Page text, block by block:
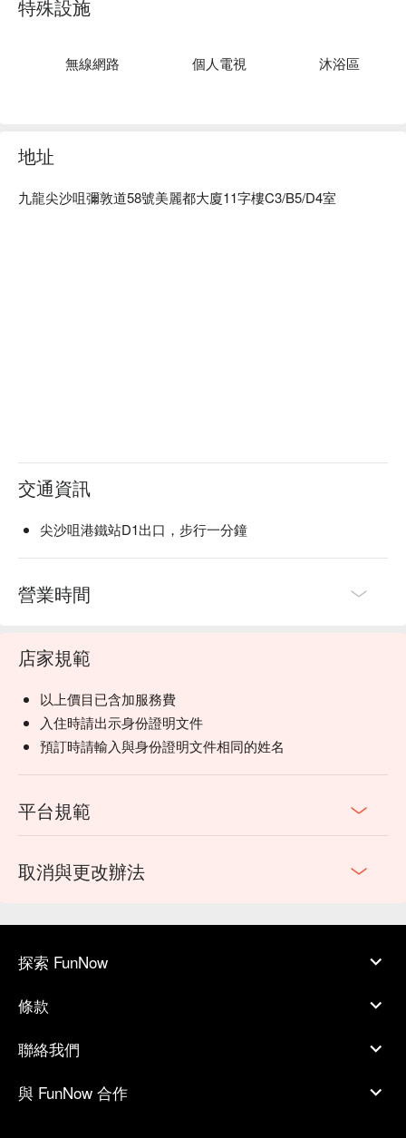
時鐘酒店優惠資訊立刻查看⬇︎
特殊設施
無線網路 個人電視 沐浴區
地址
九龍尖沙咀彌敦道58號美麗都大廈11字樓C3/B5/D4室
交通資訊
尖沙咀港鐵站D1出口，步行一分鐘
營業時間
店家規範
以上價目已含加服務費
入住時請出示身份證明文件
預訂時請輸入與身份證明文件相同的姓名
平台規範
取消與更改辦法
探索 FunNow
條款
聯絡我們
與 FunNow 合作